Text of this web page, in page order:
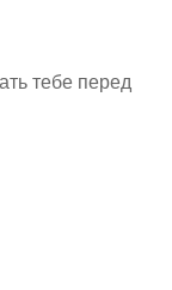
тебе перед